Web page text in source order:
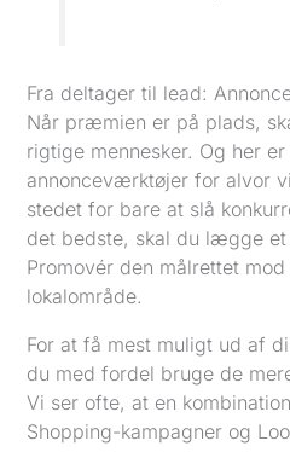
Fra deltager til lead:
Når præmien er på plads,
rigtige mennesker. Og her
annonceværktøjer for alvor
stedet for bare at slå
det bedste, skal du lægge
Promovér den målrettet
lokalområde.
For at få mest muligt ud af
du med fordel bruge de
Vi ser ofte, at en
Shopping-kampagner og